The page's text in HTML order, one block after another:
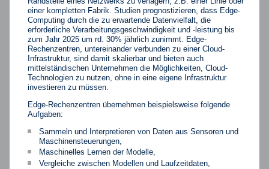
einer kompletten Fabrik. Studien prognostizieren, dass Edge-
Computing durch die zu erwartende Datenvielfalt, die
erforderliche Verarbeitungsgeschwindigkeit und -leistung bis
zum Jahr 2025 um rd. 30% jährlich zunimmt. Edge-
Rechenzentren, untereinander verbunden zu einer Cloud-
Infrastruktur, sind damit skalierbar und bieten auch
mittelständischen Unternehmen die Möglichkeiten, Cloud-
Technologien zu nutzen, ohne in eine eigene Infrastruktur
investieren zu müssen.
Edge-Rechenzentren übernehmen beispielsweise folgende
Aufgaben:
Sammeln und Interpretieren von Daten aus Sensoren und
Maschinensteuerungen,
Maschinelles Lernen der Modelle,
Vergleiche zwischen Modellen und Laufzeitdaten,